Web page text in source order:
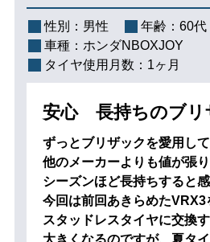
性別： 男性 年齢： 60代
車種： ホンダNBOXJOY
タイヤ使用月数： 1ヶ月
安心 長持ちのブリ
ずっとブリザックを愛用し
他のメーカーよりも値が張
シーズンほど長持ちすると感
今回は前回あきらめたVRX3
スタッドレスタイヤに交換
大きくなるのですが、夏タ